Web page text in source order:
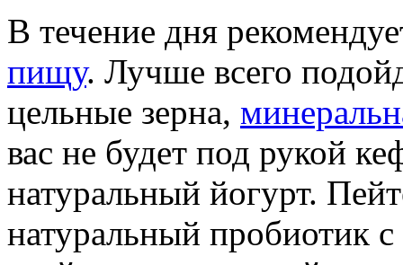
В течение дня
пищу. Лучше всего
цельные зерна,
вас не будет под рукой
натуральный йогурт.
натуральный пробиотик